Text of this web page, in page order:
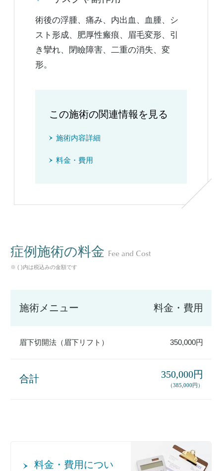
術後の浮腫、痛み、内出血、血腫、シ
スト形成、肥厚性瘢痕、眉毛変形、引
き攣れ、閉瞼障害、二重の消失、変
形。
この施術の関連情報を見る
施術内容詳細
料金・費用
症例施術の料金 Fee and Cost
※ ( )内は税込みの金額です
施術メニュー 料金・費用
眉下切開法（眉下リフト） 350,000円
合計 350,000円
（385,000円）
料金・費用につい